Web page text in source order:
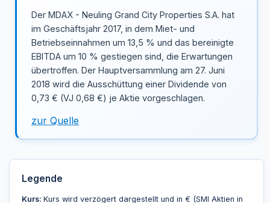
Der MDAX - Neuling Grand City Properties S.A. hat
im Geschäftsjahr 2017, in dem Miet- und
Betriebseinnahmen um 13,5 % und das bereinigte
EBITDA um 10 % gestiegen sind, die Erwartungen
übertroffen. Der Hauptversammlung am 27. Juni
2018 wird die Ausschüttung einer Dividende von
0,73 € (VJ 0,68 €) je Aktie vorgeschlagen.
zur Quelle
Legende
Kurs: Kurs wird verzögert dargestellt und in € (SMI Aktien in